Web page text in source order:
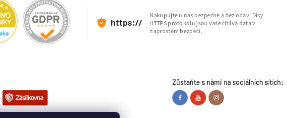
https://
Nakupujte u nás bezpečně a bez obav. Díky
HTTPS protokolu jsou vaše citlivá data v
naprostém bezpečí.
Zůstaňte s námi na sociálních sítích: